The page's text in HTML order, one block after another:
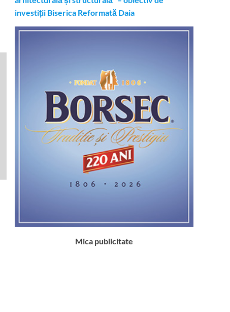
investiții Biserica Reformată Daia
Mica publicitate